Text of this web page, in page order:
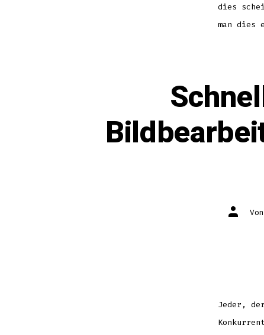
dies
man dies
Autor
des Von
Jeder,